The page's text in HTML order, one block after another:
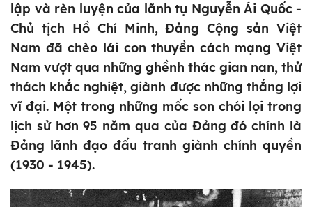
lập và rèn luyện của lãnh tụ Nguyễn Ái Quốc -
Chủ tịch Hồ Chí Minh, Đảng Cộng sản Việt
Nam đã chèo lái con thuyền cách mạng Việt
Nam vượt qua những ghềnh thác gian nan, thử
thách khắc nghiệt, giành được những thắng lợi
vĩ đại. Một trong những mốc son chói lọi trong
lịch sử hơn 95 năm qua của Đảng đó chính là
Đảng lãnh đạo đấu tranh giành chính quyền
(1930 - 1945).